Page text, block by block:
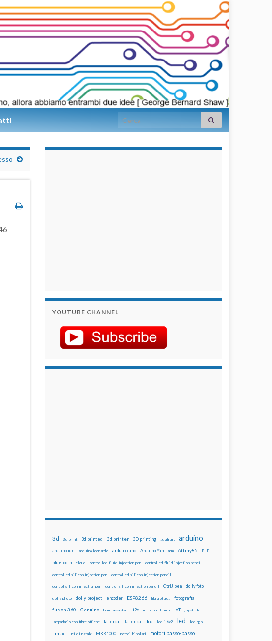
Search for:
YOUTUBE CHANNEL
3d 3d print 3d printed 3d printer 3D printing adafruit arduino
arduino ide arduino leonardo arduino uno Arduino Yún arm Attiny85 BLE
bluetooth cloud controlled fluid injection pen controlled fluid injection pencil
controlled silicon injection pen controlled silicon injection pencil
control silicon injection pen control silicon injection pencil CtrlJ pen dolly foto
dolly photo dolly project encoder ESP8266 fibra ottica fotografia
fusion 360 Genuino home assistant i2c iniezione fluidi IoT joystick
lampadario con fibre ottiche lasercut laser cut lcd lcd 16x2 led led rgb
Linux luci di natale MKR1000 motori bipolari motori passo-passo